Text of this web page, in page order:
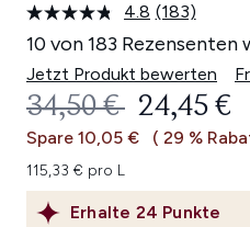
4.8 183
lesen.
Link
auf
derselben
Seite.
(183)
10 von 183
Jetzt Produkt bewerten
Erhalte 24 Punkte
34,50 € 24,45 €
Spare 10,05 € ( 29 %
115,33 € pro L